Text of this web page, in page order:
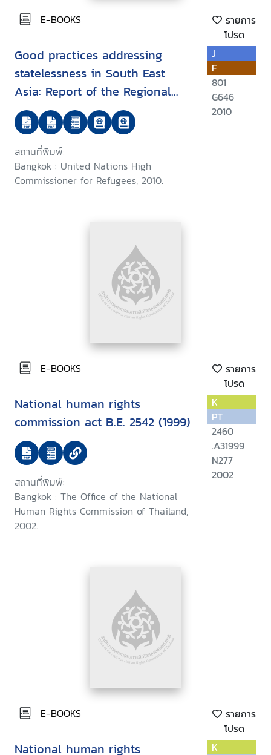
E-BOOKS
รายการ
โปรด
Good practices addressing
statelessness in South East
Asia: Report of the Regional
Expert Roundtable on Good
Practices for the Identification,
Prevention and Reduction of
Statelessness and the
Protection of Stateless Persons
สถานที่พิมพ์:
Bangkok : United Nations High
Commissioner for Refugees, 2010.
J
F
801
G646
2010
E-BOOKS
รายการ
โปรด
National human rights
commission act B.E. 2542 (1999)
สถานที่พิมพ์:
Bangkok : The Office of the National
Human Rights Commission of Thailand,
2002.
K
PT
2460
.A31999
N277
2002
E-BOOKS
รายการ
โปรด
National human rights
K